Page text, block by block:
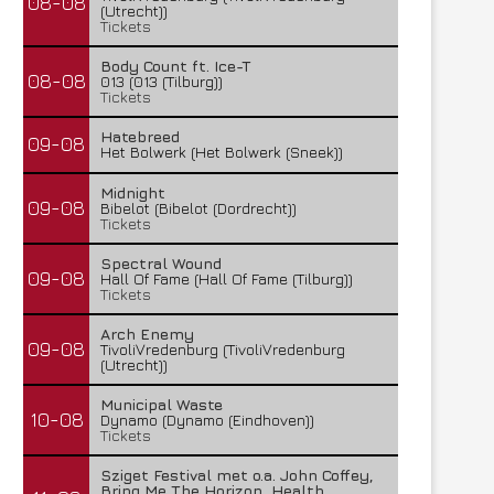
(Utrecht))
Tickets
08-08
Body Count ft. Ice-T
013 (013 (Tilburg))
Tickets
09-08
Hatebreed
Het Bolwerk (Het Bolwerk (Sneek))
09-08
Midnight
Bibelot (Bibelot (Dordrecht))
Tickets
09-08
Spectral Wound
Hall Of Fame (Hall Of Fame (Tilburg))
Tickets
09-08
Arch Enemy
TivoliVredenburg (TivoliVredenburg
(Utrecht))
10-08
Municipal Waste
Dynamo (Dynamo (Eindhoven))
Tickets
Sziget Festival met o.a. John Coffey,
Bring Me The Horizon, Health